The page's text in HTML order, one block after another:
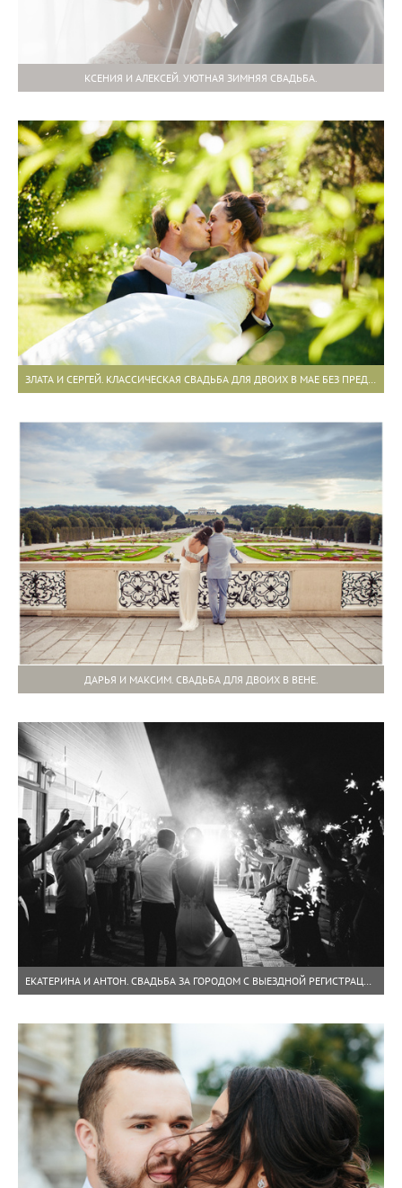
КСЕНИЯ И АЛЕКСЕЙ. УЮТНАЯ ЗИМНЯЯ СВАДЬБА.
ДАРЬЯ И МАКСИМ. СВАДЬБА ДЛЯ ДВОИХ В ВЕНЕ.
ЕКАТЕРИНА И АНТОН. СВАДЬБА ЗА ГОРОДОМ С ВЫЕЗДНОЙ РЕГИСТРАЦИЕЙ.